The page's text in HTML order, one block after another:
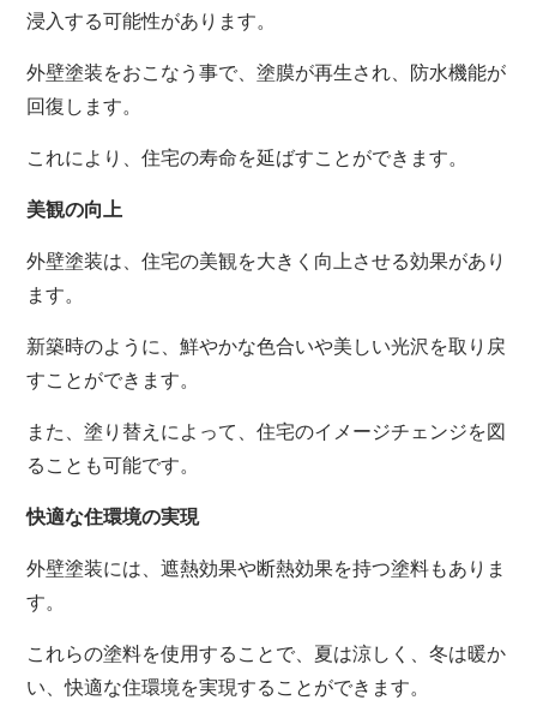
浸入する可能性があります。
外壁塗装をおこなう事で、塗膜が再生され、防水機能が
回復します。
これにより、住宅の寿命を延ばすことができます。
美観の向上
外壁塗装は、住宅の美観を大きく向上させる効果があり
ます。
新築時のように、鮮やかな色合いや美しい光沢を取り戻
すことができます。
また、塗り替えによって、住宅のイメージチェンジを図
ることも可能です。
快適な住環境の実現
外壁塗装には、遮熱効果や断熱効果を持つ塗料もありま
す。
これらの塗料を使用することで、夏は涼しく、冬は暖か
い、快適な住環境を実現することができます。